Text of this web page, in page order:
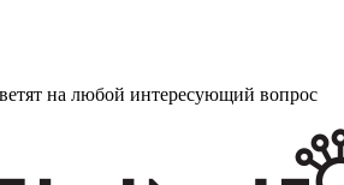
на любой интересующий вопрос